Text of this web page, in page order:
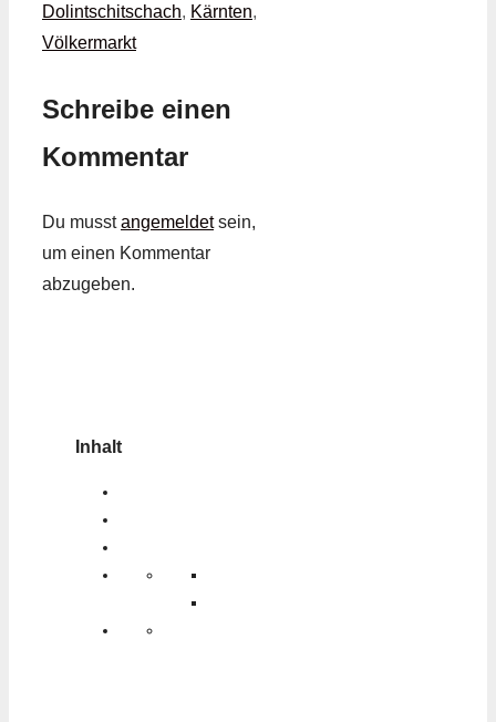
Dolintschitschach, Kärnten,
Völkermarkt
Schreibe einen
Kommentar
Du musstangemeldetsein,
um einen Kommentar
abzugeben.
Inhalt